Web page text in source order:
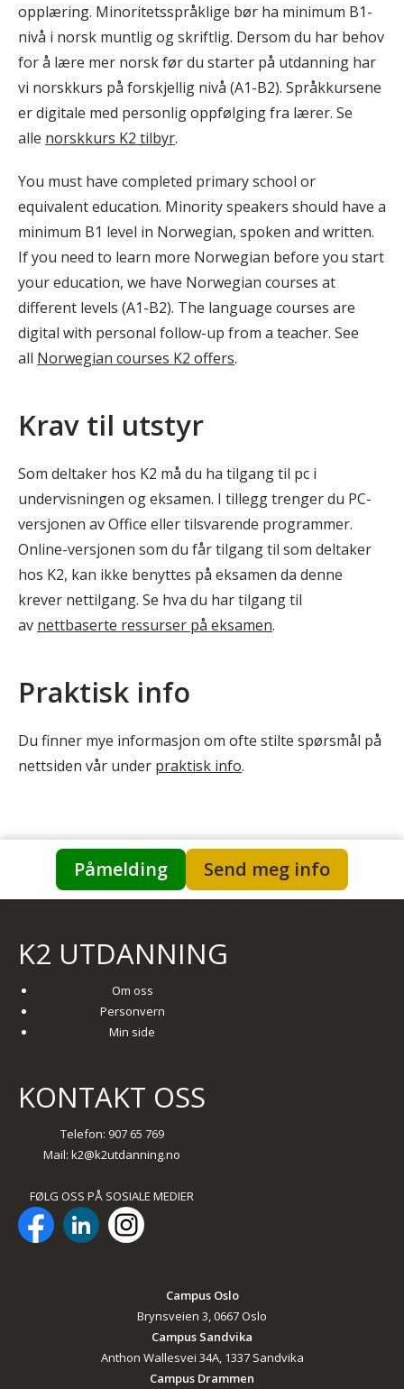
opplæring. Minoritetsspråklige bør ha minimum B1-
nivå i norsk muntlig og skriftlig. Dersom du har behov
for å lære mer norsk før du starter på utdanning har
vi norskkurs på forskjellig nivå (A1-B2). Språkkursene
er digitale med personlig oppfølging fra lærer. Se
alle norskkurs K2 tilbyr.
You must have completed primary school or
equivalent education. Minority speakers should have a
minimum B1 level in Norwegian, spoken and written.
If you need to learn more Norwegian before you start
your education, we have Norwegian courses at
different levels (A1-B2). The language courses are
digital with personal follow-up from a teacher. See
all Norwegian courses K2 offers.
Krav til utstyr
Som deltaker hos K2 må du ha tilgang til pc i
undervisningen og eksamen. I tillegg trenger du PC-
versjonen av Office eller tilsvarende programmer.
Online-versjonen som du får tilgang til som deltaker
hos K2, kan ikke benyttes på eksamen da denne
krever nettilgang. Se hva du har tilgang til
av nettbaserte ressurser på eksamen.
Praktisk info
Du finner mye informasjon om ofte stilte spørsmål på
nettsiden vår under praktisk info.
Påmelding Send meg info
K2 UTDANNING
Om oss
Personvern
Min side
KONTAKT OSS
Telefon: 907 65 769
Mail: k2@k2utdanning.no
FØLG OSS PÅ SOSIALE MEDIER
Campus Oslo
Brynsveien 3, 0667 Oslo
Campus Sandvika
Anthon Wallesvei 34A, 1337 Sandvika
Campus Drammen